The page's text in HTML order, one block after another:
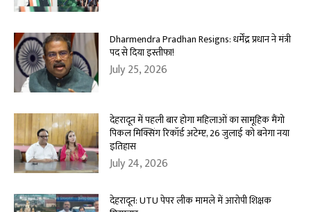
Dharmendra Pradhan Resigns: धर्मेंद्र प्रधान ने मंत्री
पद से दिया इस्तीफा!
July 25, 2026
देहरादून में पहली बार होगा महिलाओं का सामूहिक मैंगो
पिकल मिक्सिंग रिकॉर्ड अटेम्प्ट, 26 जुलाई को बनेगा नया
इतिहास
July 24, 2026
देहरादून: UTU पेपर लीक मामले में आरोपी शिक्षक